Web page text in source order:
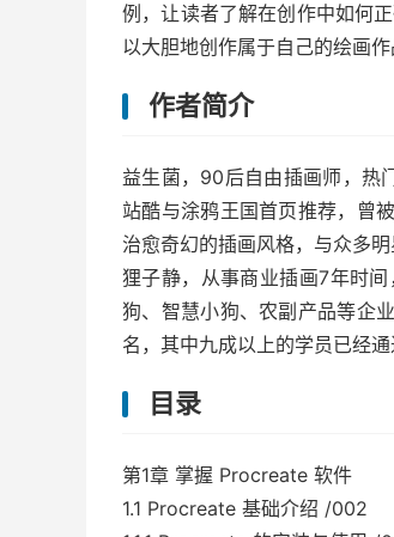
例，让读者了解在创作中如何
以大胆地创作属于自己的绘画作
作者简介
益生菌，90后自由插画师，热
站酷与涂鸦王国首页推荐，曾
治愈奇幻的插画风格，与众多明
狸子静，从事商业插画7年时
狗、智慧小狗、农副产品等企
名，其中九成以上的学员已经通
目录
第1章 掌握 Procreate 软件
1.1 Procreate 基础介绍 /002